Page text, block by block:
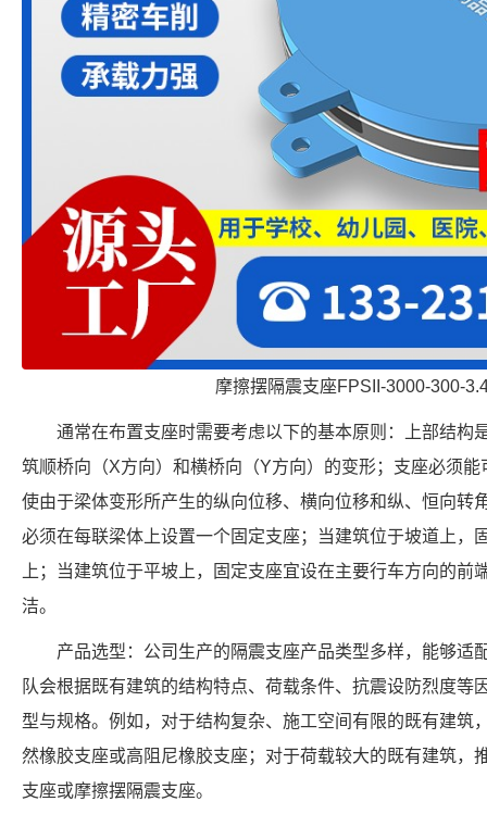
摩擦摆隔震支座FPSII-3000-300-
通常在布置支座时需要考虑以下的基本原则：上部结构
筑顺桥向（X方向）和横桥向（Y方向）的变形；支座必须
使由于梁体变形所产生的纵向位移、横向位移和纵、恒向转
必须在每联梁体上设置一个固定支座；当建筑位于坡道上，
上；当建筑位于平坡上，固定支座宜设在主要行车方向的前
洁。
产品选型：公司生产的隔震支座产品类型多样，能够适
队会根据既有建筑的结构特点、荷载条件、抗震设防烈度等
型与规格。例如，对于结构复杂、施工空间有限的既有建筑
然橡胶支座或高阻尼橡胶支座；对于荷载较大的既有建筑，
支座或摩擦摆隔震支座。